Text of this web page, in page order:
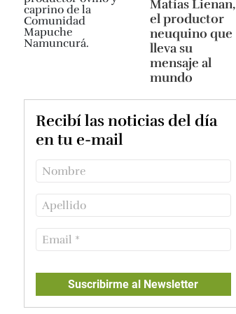
Matías Lienan,
el productor
neuquino que
lleva su
mensaje al
mundo
Recibí las noticias del día
en tu e-mail
Suscribirme al Newsletter